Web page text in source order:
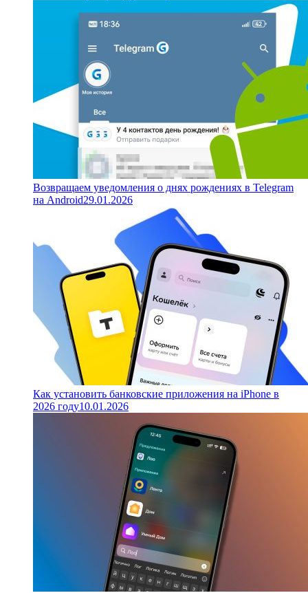
Возвращаем уведомления о днях рождениях в Telegram
на Android29.01.2026
Как установить банковские приложения на iPhone в
2026 году10.01.2026